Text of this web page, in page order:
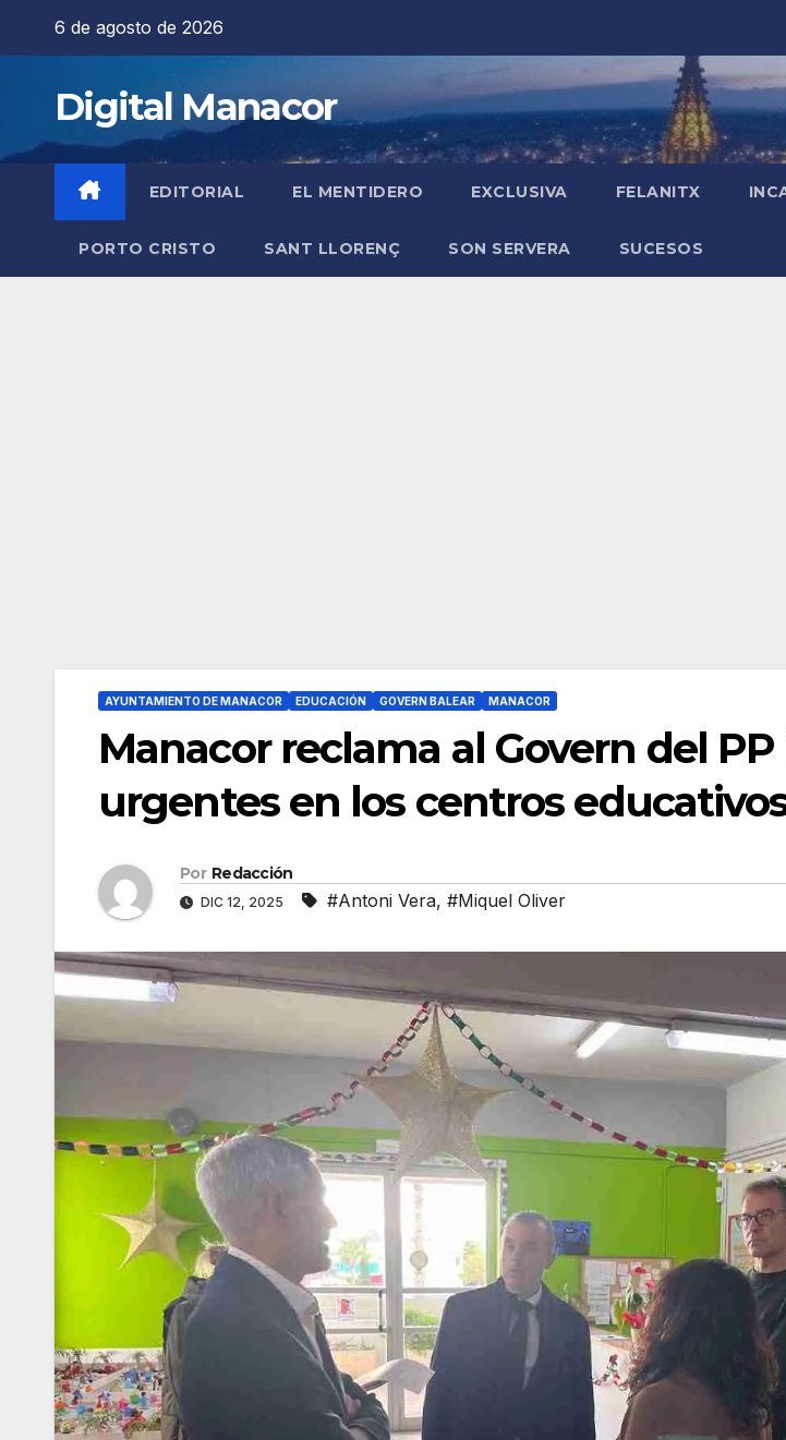
6 de agosto de 2026
Digital Manacor
EDITORIAL EL MENTIDERO EXCLUSIVA FELANITX
PORTO CRISTO SANT LLORENÇ SON SERVERA SUCESOS
AYUNTAMIENTO DE MANACOR EDUCACIÓN GOVERN BALEAR MANACOR
Manacor reclama al Govern del
urgentes en los centros
Por Redacción
DIC 12, 2025 #Antoni Vera, #Miquel Oliver